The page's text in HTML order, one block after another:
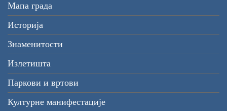
Мапа града
Историја
Знаменитости
Излетишта
Паркови и вртови
Културне манифестације